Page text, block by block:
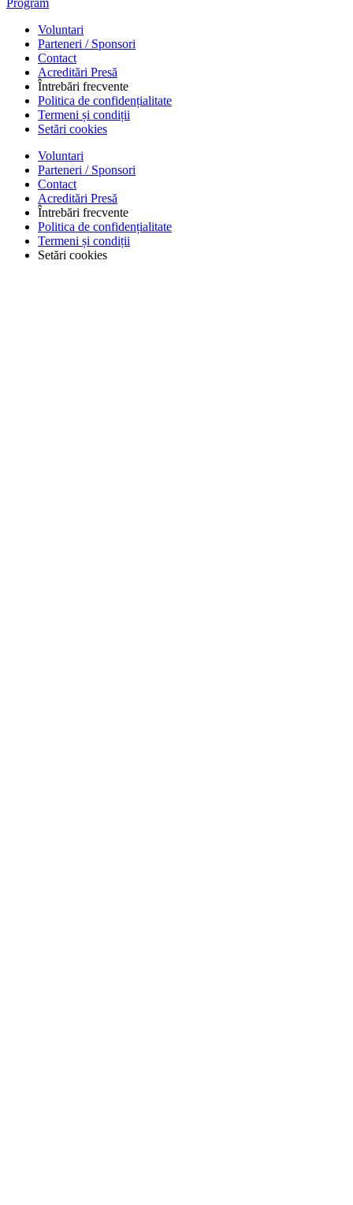
Voluntari
Parteneri / Sponsori
Contact
Acreditări Presă
Întrebări frecvente
Politica de confidențialitate
Termeni și condiții
Setări cookies
Voluntari
Parteneri / Sponsori
Contact
Acreditări Presă
Întrebări frecvente
Politica de confidențialitate
Termeni și condiții
Setări cookies